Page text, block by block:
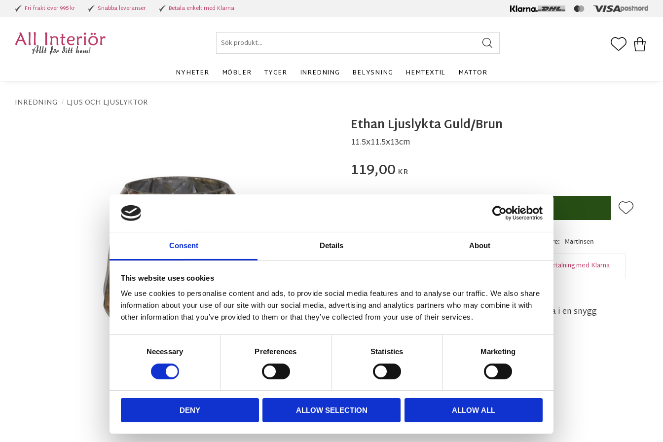
Consent Details About
This website uses cookies
We use cookies to personalise content and ads, to provide social media features and to analyse our traffic. We also share
information about your use of our site with our social media, advertising and analytics partners who may combine it with
other information that you’ve provided to them or that they’ve collected from your use of their services.
Necessary Preferences Statistics Marketing
DENY ALLOW SELECTION ALLOW ALL
Fri frakt över 995 kr Snabba leveranser Betala enkelt med Klarna
NYHETER MÖBLER TYGER INREDNING BELYSNING HEMTEXTIL MATTOR
INREDNING LJUS OCH LJUSLYKTOR
Ethan Ljuslykta Guld/Brun
11.5x11.5x13cm
119,00 KR
KÖP Lägg till i
Artikelnr Tillverkare Martinsen
Enkel betalning med Klarna
Snygg ljuslykta i en lite annorlunda form. Även denna i en snygg
metallisk guld/brun färg.
Material:Glas
Visa alla produkter från Martinsen